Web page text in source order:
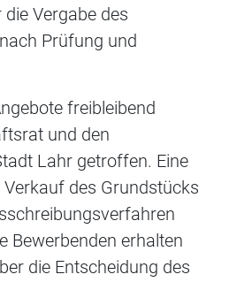
Vergabe des
Prüfung und
freibleibend
und den
Lahr getroffen. Eine
des Grundstücks
Bewerbenden erhalten
die Entscheidung des